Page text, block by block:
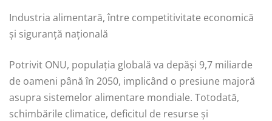
Industria alimentară, între competitivitate economică
și siguranță națională
Potrivit ONU, populația globală va depăși 9,7 miliarde
de oameni până în 2050, implicând o presiune majoră
asupra sistemelor alimentare mondiale. Totodată,
schimbările climatice, deficitul de resurse și